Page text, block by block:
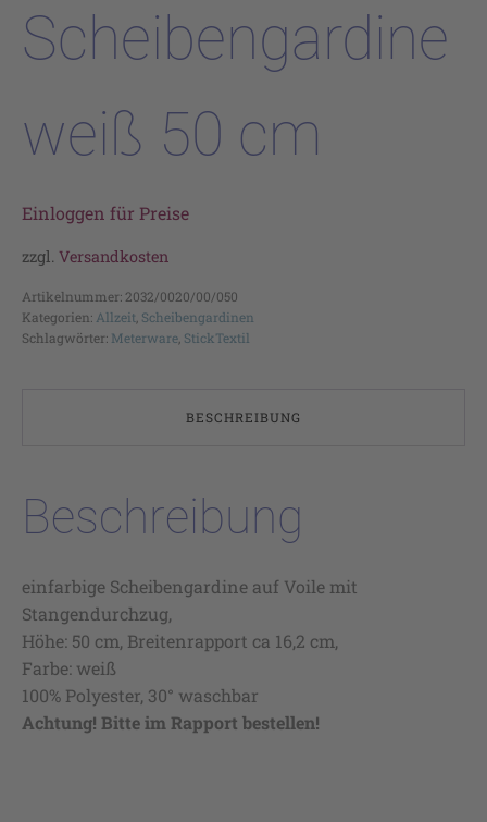
Scheibengardine
weiß 50 cm
Einloggen für Preise
zzgl. Versandkosten
Artikelnummer: 2032/0020/00/050
Kategorien: Allzeit Scheibengardinen
Schlagwörter: Meterware StickTextil
BESCHREIBUNG
Beschreibung
einfarbige Scheibengardine auf Voile mit
Stangendurchzug,
Höhe: 50 cm, Breitenrapport ca 16,2 cm,
Farbe: weiß
100% Polyester, 30° waschbar
Achtung! Bitte im Rapport bestellen!